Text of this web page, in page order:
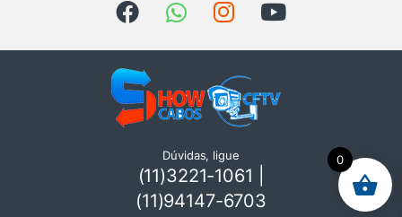
Dúvidas, ligue
(11)3221-1061 |
(11)94147-6703
0